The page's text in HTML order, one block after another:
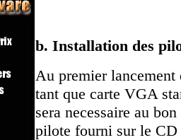
b. Installation des
Au premier lancement
tant que carte VGA
sera necessaire au
pilote fourni sur le